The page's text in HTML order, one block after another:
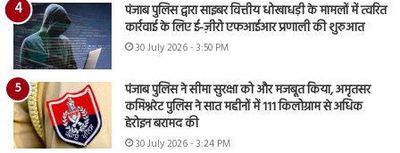
पंजाब पुलिस द्वारा साइबर वित्तीय धोखाधड़ी के मामलों में त्वरित
कार्रवाई के लिए ई-ज़ीरो एफआईआर प्रणाली की शुरुआत
30 July 2026 - 3:50 PM
पंजाब पुलिस ने सीमा सुरक्षा को और मजबूत किया, अमृतसर
कमिश्नरेट पुलिस ने सात महीनों में 111 किलोग्राम से अधिक
हेरोइन बरामद की
30 July 2026 - 3:24 PM